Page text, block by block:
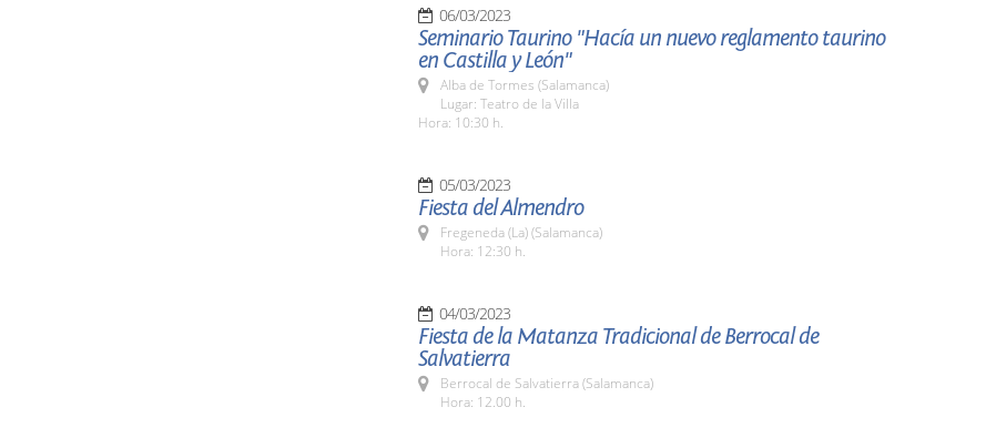
06/03/2023
Seminario Taurino "Hacía un nuevo reglamento taurino
en Castilla y León"
Alba de Tormes (Salamanca)
Lugar: Teatro de la Villa
Hora: 10:30 h.
05/03/2023
Fiesta del Almendro
Fregeneda (La) (Salamanca)
Hora: 12:30 h.
04/03/2023
Fiesta de la Matanza Tradicional de Berrocal de
Salvatierra
Berrocal de Salvatierra (Salamanca)
Hora: 12.00 h.